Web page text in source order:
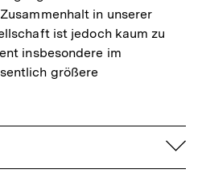
in unserer
ist jedoch kaum zu
insbesondere im
größere